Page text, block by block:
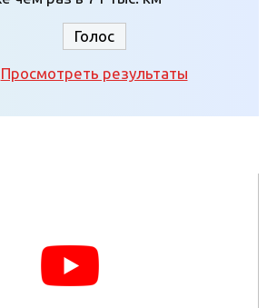
Просмотреть результаты